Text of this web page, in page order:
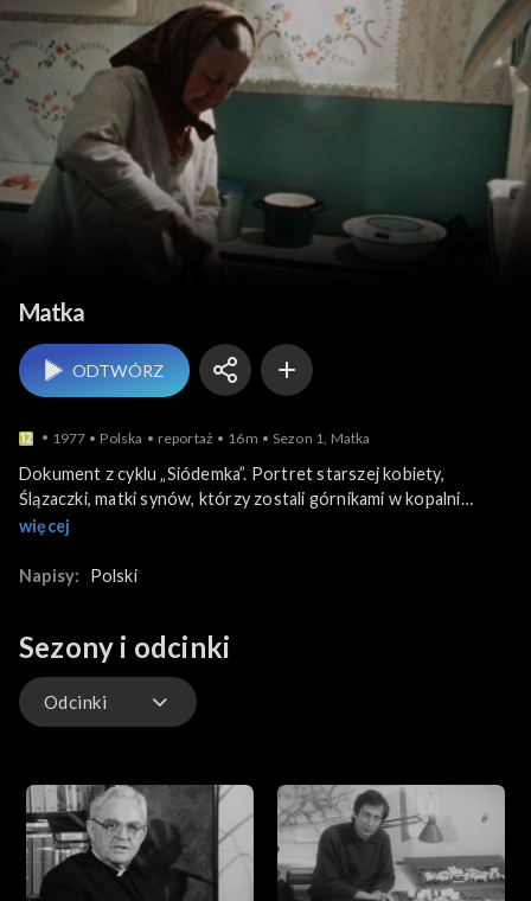
Ludzie i ich historie
Matka
ODTWÓRZ
1977 Polska reportaż 16m Sezon 1, Matka
Dokument z cyklu „Siódemka”. Portret starszej kobiety,
Ślązaczki, matki synów, którzy zostali górnikami w kopalni
„Powstańców Śląskich” w Radzionkowie. Obraz życia jej i męża
synów w czasie pracy w kopalni.
więcej
Napisy: Polski
Sezony i odcinki
Odcinki